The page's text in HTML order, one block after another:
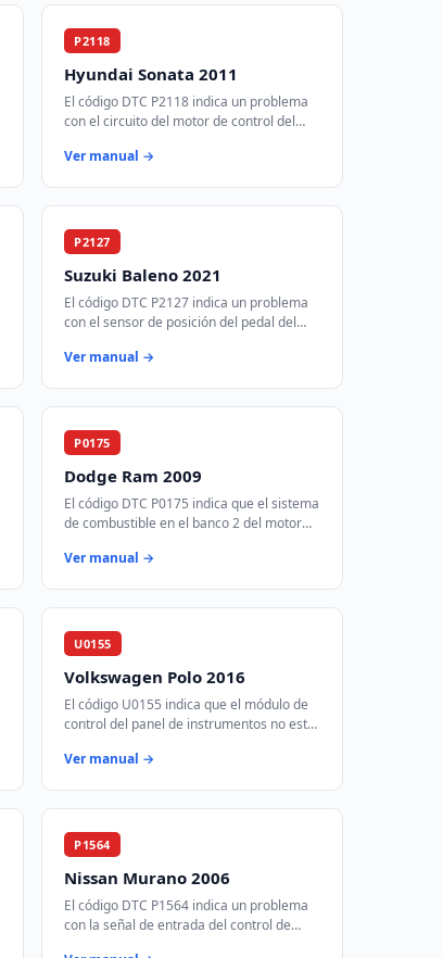
P2118
Hyundai Sonata 2011
El código DTC P2118 indica un problema
con el circuito del motor de control del
el módulo de control del tren mot…
Ver manual →
P2127
Suzuki Baleno 2021
El código DTC P2127 indica un problema
con el sensor de posición del pedal del
voltaje más bajo de lo esperado. E…
Ver manual →
P0175
Dodge Ram 2009
El código DTC P0175 indica que el sistema
de combustible en el banco 2 del motor
rica. Esto significa que hay demas…
Ver manual →
U0155
Volkswagen Polo 2016
El código U0155 indica que el módulo de
control del panel de instrumentos no está
bus de comunicación CAN. Esto p…
Ver manual →
P1564
Nissan Murano 2006
El código DTC P1564 indica un problema
con la señal de entrada del control de